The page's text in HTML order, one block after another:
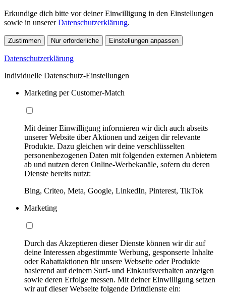
Erkundige dich bitte vor deiner Einwilligung in den Einstellungen
sowie in unsererDatenschutzerklärung.
Zustimmen Nur erforderliche Einstellungen anpassen
Datenschutzerklärung
Individuelle Datenschutz-Einstellungen
Marketing per Customer-Match
Mit deiner Einwilligung informieren wir dich auch abseits
unserer Website über Aktionen und zeigen dir relevante
Produkte. Dazu gleichen wir deine verschlüsselten
personenbezogenen Daten mit folgenden externen Anbietern
ab und nutzen deren Online-Werbekanäle, sofern du deren
Dienste bereits nutzt:
Bing, Criteo, Meta, Google, LinkedIn, Pinterest, TikTok
Marketing
Durch das Akzeptieren dieser Dienste können wir dir auf
deine Interessen abgestimmte Werbung, gesponserte Inhalte
oder Rabattaktionen für unsere Webseite oder Produkte
basierend auf deinem Surf- und Einkaufsverhalten anzeigen
sowie deren Erfolge messen. Mit deiner Einwilligung setzen
wir auf dieser Webseite folgende Drittdienste ein: